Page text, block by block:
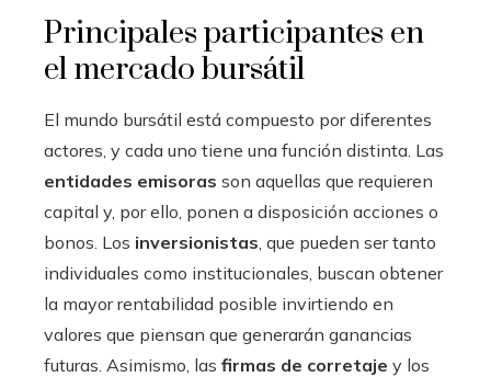
Principales participantes en
el mercado bursátil
El mundo bursátil está compuesto por diferentes
actores, y cada uno tiene una función distinta. Las
entidades emisoras son aquellas que requieren
capital y, por ello, ponen a disposición acciones o
bonos. Los inversionistas , que pueden ser tanto
individuales como institucionales, buscan obtener
la mayor rentabilidad posible invirtiendo en
valores que piensan que generarán ganancias
futuras. Asimismo, las firmas de corretaje y los